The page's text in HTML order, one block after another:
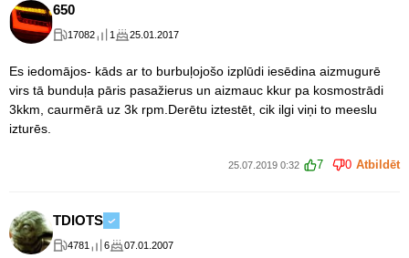
650
17082 1 25.01.2017
Es iedomājos- kāds ar to burbuļojošo izplūdi iesēdina aizmugurē
virs tā bunduļa pāris pasažierus un aizmauc kkur pa kosmostrādi
3kkm, caurmērā uz 3k rpm.Derētu iztestēt, cik ilgi viņi to meeslu
izturēs.
25.07.2019 0:32 7 0 Atbildēt
TDIOTS
4781 6 07.01.2007